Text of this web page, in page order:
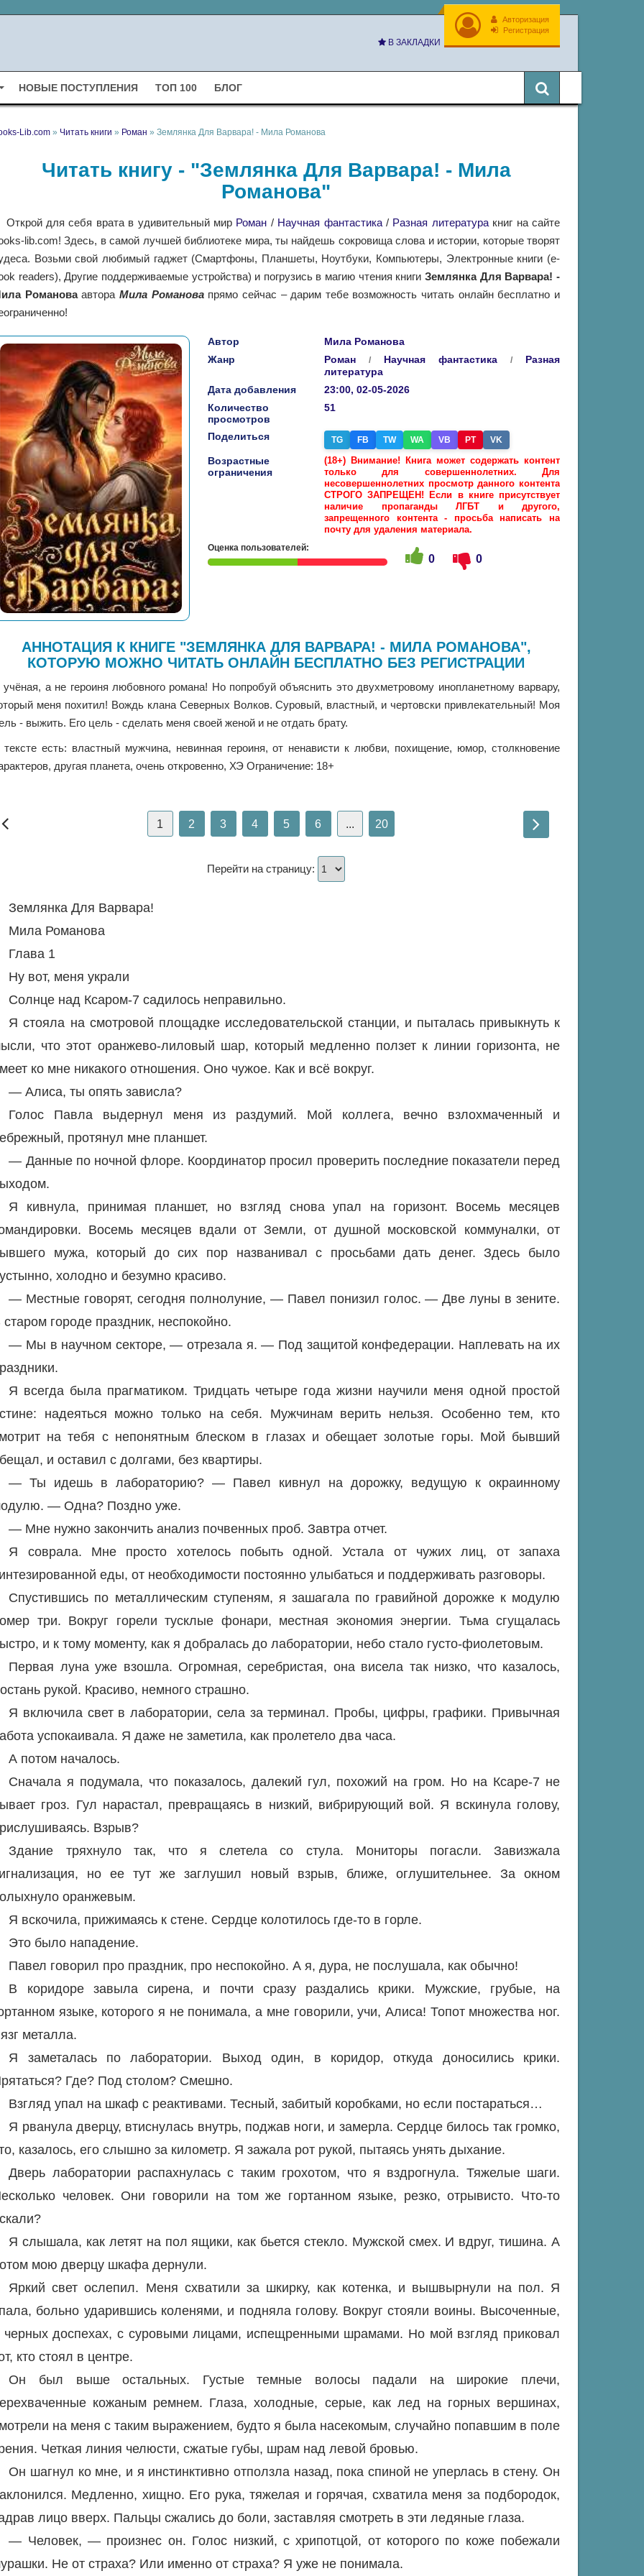
Авторизация
Регистрация
В ЗАКЛАДКИ
НОВЫЕ ПОСТУПЛЕНИЯ ТОП 100 БЛОГ
Lib.com » Читать книги » Роман » Землянка Для Варвара! - Мила Романова
Читать книгу - "Землянка Для Варвара! - Мила
Романова"
Открой для себя врата в удивительный мир Роман / Научная фантастика/ Разная литературакниг на сайте
lib.com! Здесь, в самой лучшей библиотеке мира, ты найдешь сокровища слова и истории, которые творят
Возьми свой любимый гаджет (Смартфоны, Планшеты, Ноутбуки, Компьютеры, Электронные книги (e-
readers), Другие поддерживаемые устройства) и погрузись в магию чтения книгиЗемлянка Для Варвара! -
Романоваавтора Мила Романовапрямо сейчас – дарим тебе возможность читать онлайн бесплатно и
Автор
Мила Романова
Жанр
Роман / Научная фантастика / Разная
литература
Дата добавления
23:00, 02-05-2026
Количество
просмотров
51
Поделиться TG FB TW WA VB PT VK
Возрастные
ограничения
(18+) Внимание! Книга может содержать контент
только для совершеннолетних. Для
несовершеннолетних просмотр данного контента
СТРОГО ЗАПРЕЩЕН! Если в книге присутствует
наличие пропаганды ЛГБТ и другого,
запрещенного контента - просьба написать на
почту для удаления материала.
Оценка пользователей:
0 0
АННОТАЦИЯ К КНИГЕ "ЗЕМЛЯНКА ДЛЯ ВАРВАРА! - МИЛА РОМАНОВА",
КОТОРУЮ МОЖНО ЧИТАТЬ ОНЛАЙН БЕСПЛАТНО БЕЗ РЕГИСТРАЦИИ
а не героиня любовного романа! Но попробуй объяснить это двухметровому инопланетному варвару,
меня похитил! Вождь клана Северных Волков. Суровый, властный, и чертовски привлекательный! Моя
- выжить. Его цель - сделать меня своей женой и не отдать брату.
тексте есть: властный мужчина, невинная героиня, от ненависти к любви, похищение, юмор, столкновение
другая планета, очень откровенно, ХЭ Ограничение: 18+
1 2 3 4 5 6 ... 20
Перейти на страницу:
Землянка Для Варвара!
Мила Романова
Глава 1
Ну вот, меня украли
Солнце над Ксаром-7 садилось неправильно.
Я стояла на смотровой площадке исследовательской станции, и пыталась привыкнуть к
что этот оранжево-лиловый шар, который медленно ползет к линии горизонта, не
ко мне никакого отношения. Оно чужое. Как и всё вокруг.
— Алиса, ты опять зависла?
Голос Павла выдернул меня из раздумий. Мой коллега, вечно взлохмаченный и
протянул мне планшет.
— Данные по ночной флоре. Координатор просил проверить последние показатели перед
Я кивнула, принимая планшет, но взгляд снова упал на горизонт. Восемь месяцев
Восемь месяцев вдали от Земли, от душной московской коммуналки, от
мужа, который до сих пор названивал с просьбами дать денег. Здесь было
холодно и безумно красиво.
— Местные говорят, сегодня полнолуние, — Павел понизил голос. — Две луны в зените.
старом городе праздник, неспокойно.
— Мы в научном секторе, — отрезала я. — Под защитой конфедерации. Наплевать на их
Я всегда была прагматиком. Тридцать четыре года жизни научили меня одной простой
надеяться можно только на себя. Мужчинам верить нельзя. Особенно тем, кто
на тебя с непонятным блеском в глазах и обещает золотые горы. Мой бывший
и оставил с долгами, без квартиры.
— Ты идешь в лабораторию? — Павел кивнул на дорожку, ведущую к окраинному
— Одна? Поздно уже.
— Мне нужно закончить анализ почвенных проб. Завтра отчет.
Я соврала. Мне просто хотелось побыть одной. Устала от чужих лиц, от запаха
еды, от необходимости постоянно улыбаться и поддерживать разговоры.
Спустившись по металлическим ступеням, я зашагала по гравийной дорожке к модулю
три. Вокруг горели тусклые фонари, местная экономия энергии. Тьма сгущалась
и к тому моменту, как я добралась до лаборатории, небо стало густо-фиолетовым.
Первая луна уже взошла. Огромная, серебристая, она висела так низко, что казалось,
рукой. Красиво, немного страшно.
Я включила свет в лаборатории, села за терминал. Пробы, цифры, графики. Привычная
успокаивала. Я даже не заметила, как пролетело два часа.
А потом началось.
Сначала я подумала, что показалось, далекий гул, похожий на гром. Но на Ксаре-7 не
гроз. Гул нарастал, превращаясь в низкий, вибрирующий вой. Я вскинула голову,
Взрыв?
Здание тряхнуло так, что я слетела со стула. Мониторы погасли. Завизжала
но ее тут же заглушил новый взрыв, ближе, оглушительнее. За окном
оранжевым.
Я вскочила, прижимаясь к стене. Сердце колотилось где-то в горле.
Это было нападение.
Павел говорил про праздник, про неспокойно. А я, дура, не послушала, как обычно!
В коридоре завыла сирена, и почти сразу раздались крики. Мужские, грубые, на
языке, которого я не понимала, а мне говорили, учи, Алиса! Топот множества ног.
металла.
Я заметалась по лаборатории. Выход один, в коридор, откуда доносились крики.
Где? Под столом? Смешно.
Взгляд упал на шкаф с реактивами. Тесный, забитый коробками, но если постараться…
Я рванула дверцу, втиснулась внутрь, поджав ноги, и замерла. Сердце билось так громко,
казалось, его слышно за километр. Я зажала рот рукой, пытаясь унять дыхание.
Дверь лаборатории распахнулась с таким грохотом, что я вздрогнула. Тяжелые шаги.
человек. Они говорили на том же гортанном языке, резко, отрывисто. Что-то
Я слышала, как летят на пол ящики, как бьется стекло. Мужской смех. И вдруг, тишина. А
мою дверцу шкафа дернули.
Яркий свет ослепил. Меня схватили за шкирку, как котенка, и вышвырнули на пол. Я
больно ударившись коленями, и подняла голову. Вокруг стояли воины. Высоченные,
черных доспехах, с суровыми лицами, испещренными шрамами. Но мой взгляд приковал
кто стоял в центре.
Он был выше остальных. Густые темные волосы падали на широкие плечи,
кожаным ремнем. Глаза, холодные, серые, как лед на горных вершинах,
на меня с таким выражением, будто я была насекомым, случайно попавшим в поле
Четкая линия челюсти, сжатые губы, шрам над левой бровью.
Он шагнул ко мне, и я инстинктивно отползла назад, пока спиной не уперлась в стену. Он
Медленно, хищно. Его рука, тяжелая и горячая, схватила меня за подбородок,
лицо вверх. Пальцы сжались до боли, заставляя смотреть в эти ледяные глаза.
— Человек, — произнес он. Голос низкий, с хрипотцой, от которого по коже побежали
Не от страха? Или именно от страха? Я уже не понимала.